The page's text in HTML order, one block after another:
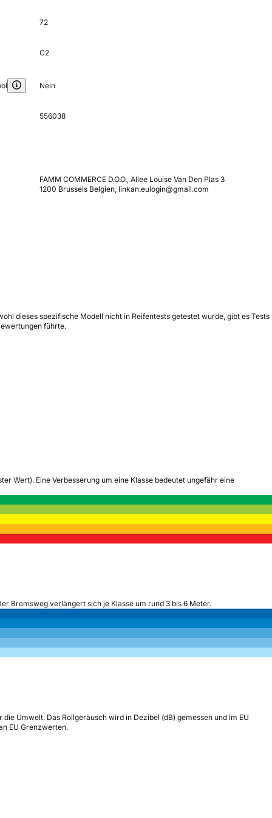
72
C2
Nein
556038
FAMM COMMERCE D.O.O., Allee Louise Van Den Plas 3
1200 Brussels Belgien, linkan.eulogin@gmail.com
dieses spezifische Modell nicht in Reifentests getestet wurde, gibt es Tests
führte.
Wert). Eine Verbesserung um eine Klasse bedeutet ungefähr eine
Bremsweg verlängert sich je Klasse um rund 3 bis 6 Meter.
Umwelt. Das Rollgeräusch wird in Dezibel (dB) gemessen und im EU
EU Grenzwerten.